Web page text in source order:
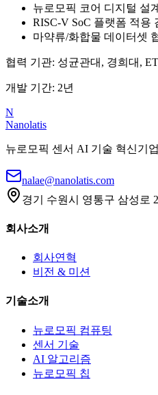
뉴로모픽 코어 디지털 설계
RISC-V SoC 플랫폼 적용
마약류/화합물 데이터셋
협력 기관: 성균관대, 경희대,
개발 기간: 2년
N
Nanolatis
뉴로모픽 센서 AI 기술 혁신기업
nalae@nanolatis.com
경기 수원시 영통구 삼성로
회사소개
회사연혁
비전 & 미션
기술소개
뉴로모픽 컴퓨팅
센서 기술
AI 알고리즘
뉴로모픽 칩